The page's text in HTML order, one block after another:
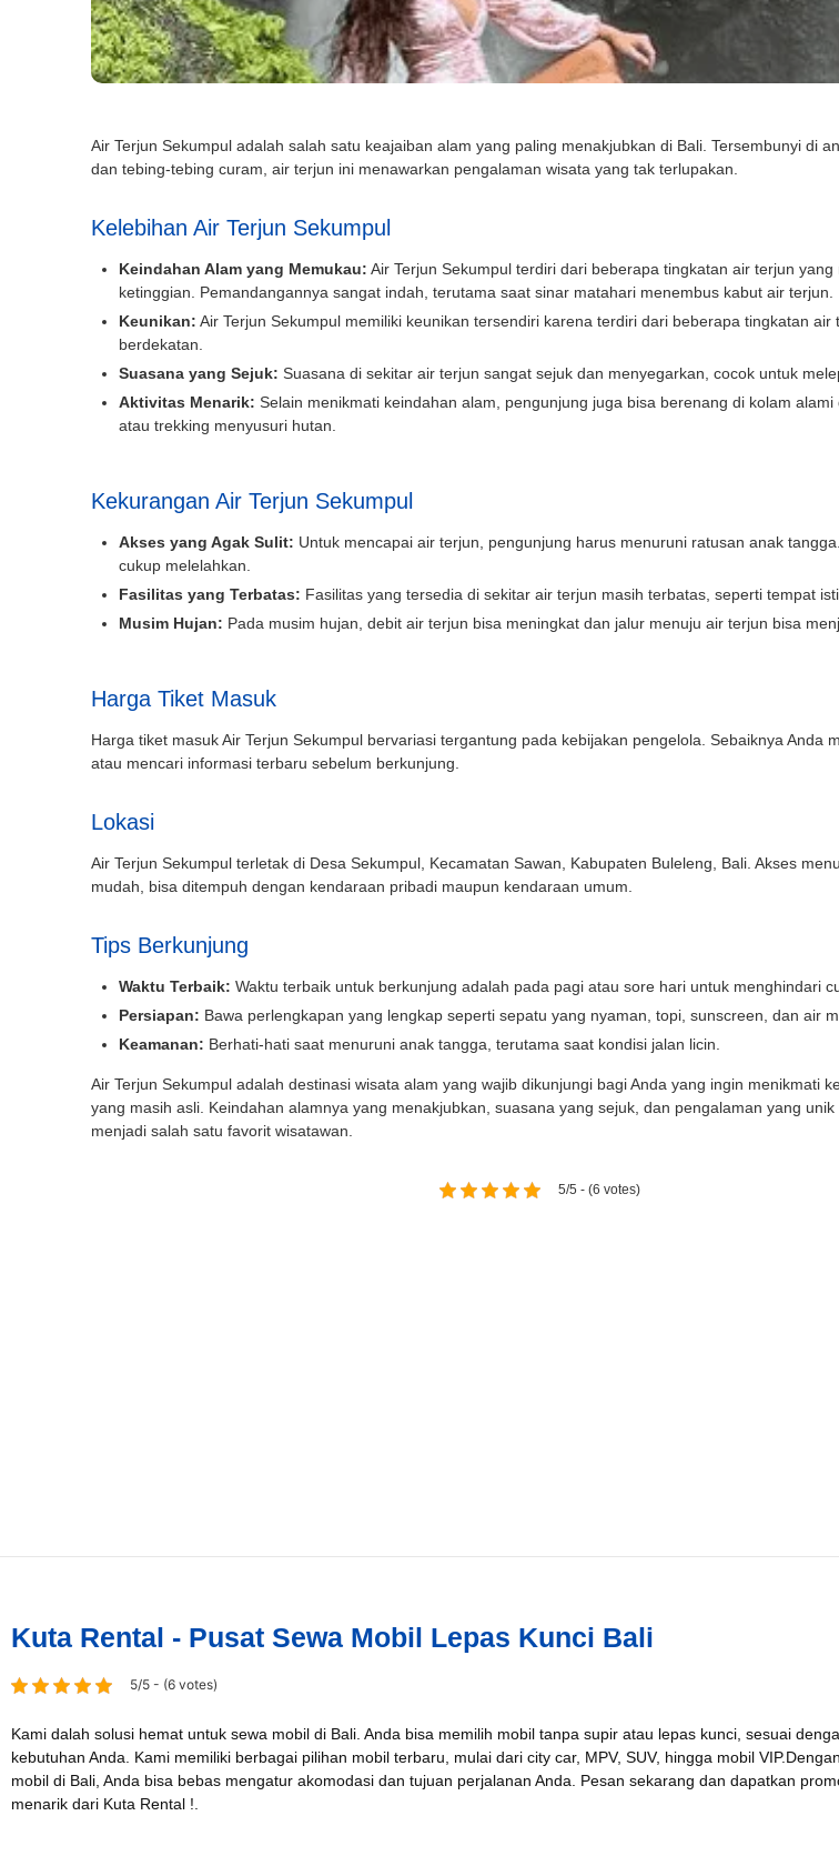
Air Terjun Sekumpul adalah salah satu keajaiban alam yang paling menakjubkan di Bali. Tersembunyi di
dan tebing-tebing curam, air terjun ini menawarkan pengalaman wisata yang tak terlupakan.
Kelebihan Air Terjun Sekumpul
Keindahan Alam yang Memukau: Air Terjun Sekumpul terdiri dari beberapa tingkatan air terjun
ketinggian. Pemandangannya sangat indah, terutama saat sinar matahari menembus kabut air terjun.
Keunikan: Air Terjun Sekumpul memiliki keunikan tersendiri karena terdiri dari beberapa tingkatan air
berdekatan.
Suasana yang Sejuk: Suasana di sekitar air terjun sangat sejuk dan menyegarkan, cocok untuk
Aktivitas Menarik: Selain menikmati keindahan alam, pengunjung juga bisa berenang di kolam alami
atau trekking menyusuri hutan.
Kekurangan Air Terjun Sekumpul
Akses yang Agak Sulit: Untuk mencapai air terjun, pengunjung harus menuruni ratusan anak
cukup melelahkan.
Fasilitas yang Terbatas: Fasilitas yang tersedia di sekitar air terjun masih terbatas, seperti tempat
Musim Hujan: Pada musim hujan, debit air terjun bisa meningkat dan jalur menuju air terjun bisa
Harga Tiket Masuk
Harga tiket masuk Air Terjun Sekumpul bervariasi tergantung pada kebijakan pengelola. Sebaiknya Anda
atau mencari informasi terbaru sebelum berkunjung.
Lokasi
Air Terjun Sekumpul terletak di Desa Sekumpul, Kecamatan Sawan, Kabupaten Buleleng, Bali. Akses
mudah, bisa ditempuh dengan kendaraan pribadi maupun kendaraan umum.
Tips Berkunjung
Waktu Terbaik: Waktu terbaik untuk berkunjung adalah pada pagi atau sore hari untuk menghindari
Persiapan: Bawa perlengkapan yang lengkap seperti sepatu yang nyaman, topi, sunscreen, dan air
Keamanan: Berhati-hati saat menuruni anak tangga, terutama saat kondisi jalan licin.
Air Terjun Sekumpul adalah destinasi wisata alam yang wajib dikunjungi bagi Anda yang ingin menikmati
yang masih asli. Keindahan alamnya yang menakjubkan, suasana yang sejuk, dan pengalaman yang
menjadi salah satu favorit wisatawan.
5/5 - (6 votes)
Kuta Rental - Pusat Sewa Mobil Lepas Kunci Bali
5/5 - (6 votes)
Kami dalah solusi hemat untuk sewa mobil di Bali. Anda bisa memilih mobil tanpa supir atau lepas kunci, sesuai
kebutuhan Anda. Kami memiliki berbagai pilihan mobil terbaru, mulai dari city car, MPV, SUV, hingga mobil
mobil di Bali, Anda bisa bebas mengatur akomodasi dan tujuan perjalanan Anda. Pesan sekarang dan dapatkan
menarik dari Kuta Rental !.
Pilih Mobil*
Nama*
Tgl Mulai*
Tgl Selesai*
WhatsApp*